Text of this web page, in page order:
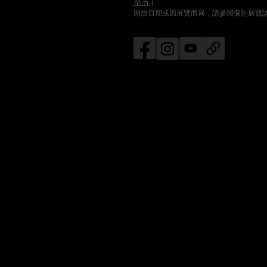
至五）
開放日期或因展覽而異，請參閱個別展覽